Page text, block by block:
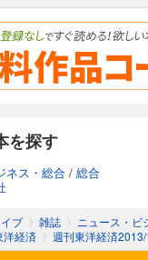
じを表示する
経済 2025/11/8号
じを表示する
経済 2025/11/1号
込)
を探す
ネス・総合 / 総合
ブ 〉 雑誌 〉 ニュース・ビ
洋経済 〉 週刊東洋経済